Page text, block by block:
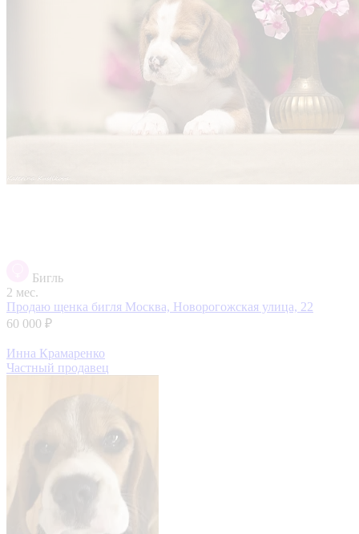
Бигль
2 мес.
Продаю щенка бигля Москва, Новорогожская улица, 22
60 000 ₽
Инна Крамаренко
Частный продавец